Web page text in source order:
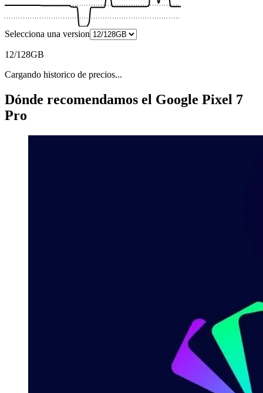
Selecciona una version
12/128GB
Cargando historico de precios...
Dónde recomendamos el Google Pixel 7
Pro